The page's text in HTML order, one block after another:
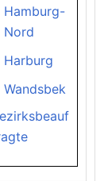
Hamburg-
Nord
Harburg
Wandsbek